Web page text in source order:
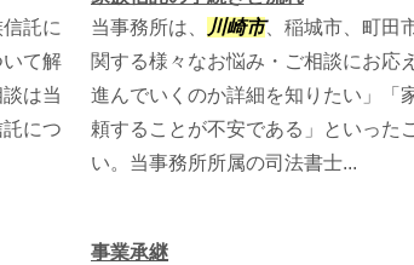
託に
て解
は当
につ
当事務所は、
川崎市、稲城市、町田
関する様々なお悩み・ご相談にお応
進んでいくのか詳細を知りたい」「
頼することが不安である」といった
い。当事務所所属の司法書士...
事業承継